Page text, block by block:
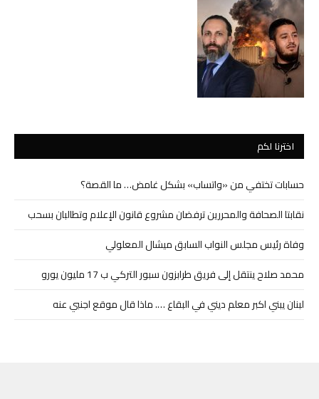
اخترنا لكم
حسابات تختفي من «واتساب» بشكل غامض… ما القصة؟
نقابتا الصحافة والمحررين ترفضان مشروع قانون الإعلام وتطالبان بسحب
وفاة رئيس مجلس النواب السابق ميشال المعلولي
محمد صلاح ينتقل إلى فريق طرابزون سبور التركي ب 17 مليون يورو
لبنان يبني اكبر معلم ديني في البقاع …. ماذا قال موقع اجنبي عنه